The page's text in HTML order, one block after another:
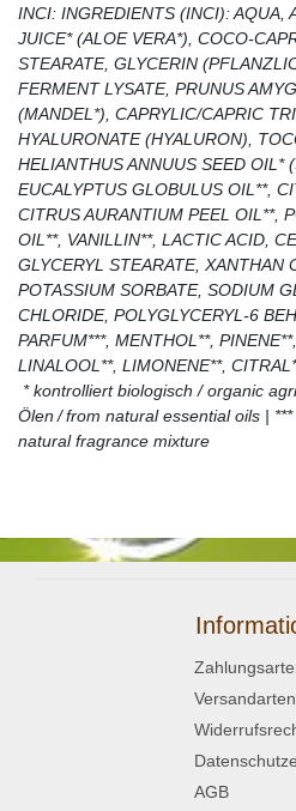
INCI: INGREDIENTS (INCI): AQUA,
JUICE* (ALOE VERA*), COCO-
STEARATE, GLYCERIN
FERMENT LYSATE, PRUNUS
(MANDEL*), CAPRYLIC/CAPRIC
HYALURONATE (HYALURON),
HELIANTHUS ANNUUS SEED OIL*
EUCALYPTUS GLOBULUS OIL**,
CITRUS AURANTIUM PEEL OIL**,
OIL**, VANILLIN**, LACTIC ACID,
GLYCERYL STEARATE, XANTHAN
POTASSIUM SORBATE, SODIUM
CHLORIDE, POLYGLYCERYL-6
PARFUM***, MENTHOL**,
LINALOOL**, LIMONENE**,
* kontrolliert biologisch / organic
Ölen / from natural essential oils |
natural fragrance mixture
AGB